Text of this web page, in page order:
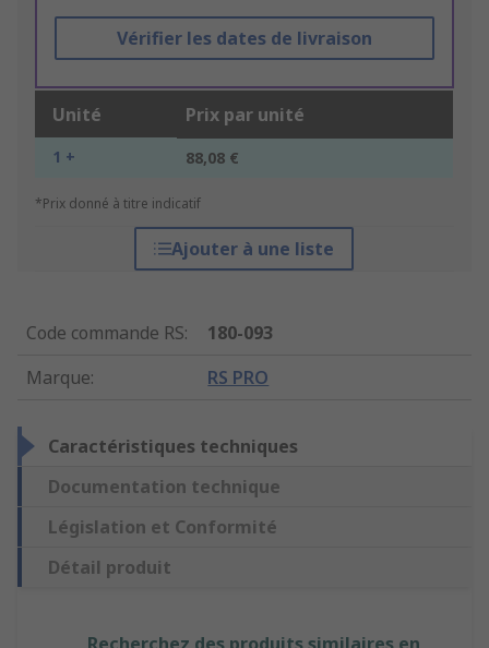
Vérifier les dates de livraison
Unité Prix par unité
1 + 88,08 €
*Prix donné à titre indicatif
Ajouter à une liste
Code commande RS:
180-093
Marque: RS PRO
Caractéristiques techniques
Documentation technique
Législation et Conformité
Détail produit